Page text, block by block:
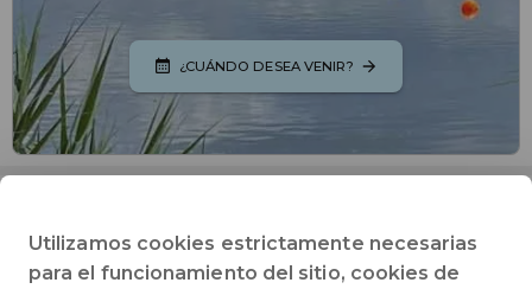
¿CUÁNDO DESEA VENIR?
Acceder a la página del camping
Utilizamos cookies estrictamente necesarias
para el funcionamiento del sitio, cookies de